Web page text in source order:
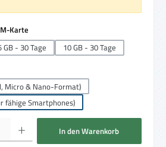
Karte
GB - 30 Tage
10 GB - 30 Tage
Micro & Nano-Format)
fähige Smartphones)
Wert ein oder benutze die Schaltflächen um
In den Warenkorb